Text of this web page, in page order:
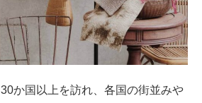
か国以上を訪れ、各国の街並みや